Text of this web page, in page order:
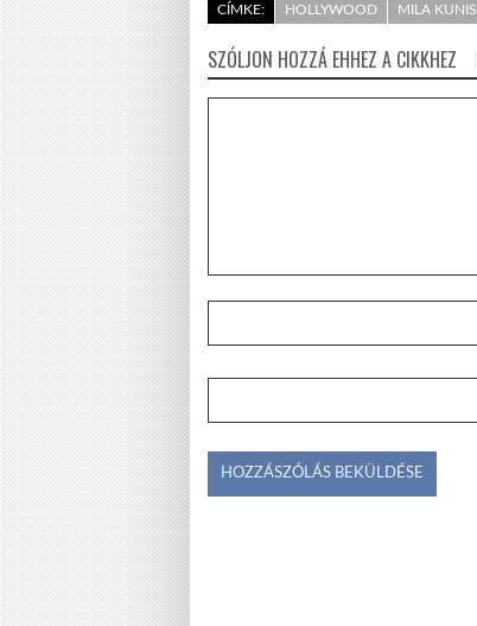
CÍMKE:
HOLLYWOOD MILA KUNIS
SZÓLJON HOZZÁ EHHEZ A CIKKHEZ